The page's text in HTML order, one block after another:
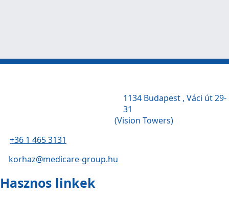
1134 Budapest , Váci út 29-
31
(Vision Towers)
+36 1 465 3131
korhaz@medicare-group.hu
Hasznos linkek